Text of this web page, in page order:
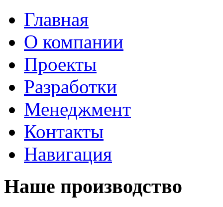
Главная
О компании
Проекты
Разработки
Менеджмент
Контакты
Навигация
Наше производство